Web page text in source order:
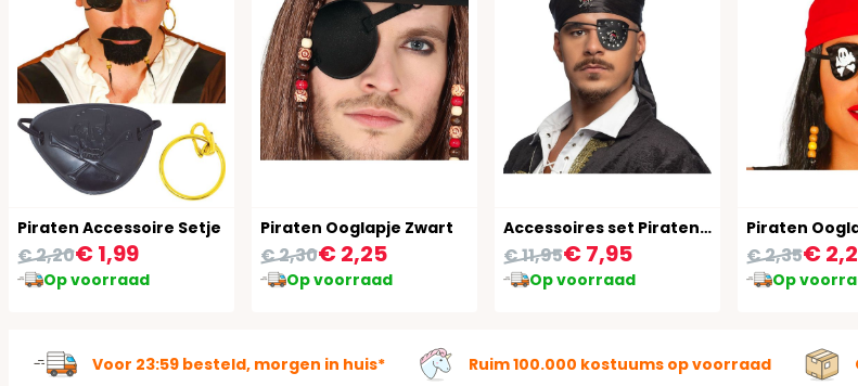
Piraten Accessoire Setje
€ 1,99
€ 2,20
Op voorraad
Piraten Ooglapje Zwart
€ 2,25
€ 2,30
Op voorraad
Accessoires set Piraten 2-Delig
€ 7,95
€ 11,95
Op voorraad
€
€ 2,35
Op
Voor 23:59 besteld, morgen in huis* Ruim 100.000 kostuums op voorraad